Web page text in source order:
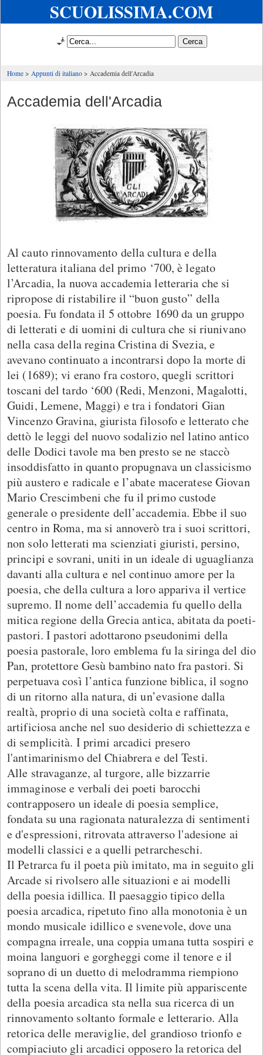
SCUOLISSIMA.COM
🧞
Home Appunti di italiano Accademia dell'Arcadia
Accademia dell'Arcadia
Al cauto rinnovamento della cultura e della
letteratura italiana del primo ‘700, è legato
l’Arcadia, la nuova accademia letteraria che si
ripropose di ristabilire il “buon gusto” della
poesia. Fu fondata il 5 ottobre 1690 da un gruppo
di letterati e di uomini di cultura che si riunivano
nella casa della regina Cristina di Svezia, e
avevano continuato a incontrarsi dopo la morte di
lei (1689); vi erano fra costoro, quegli scrittori
toscani del tardo ‘600 (Redi, Menzoni, Magalotti,
Guidi, Lemene, Maggi) e tra i fondatori Gian
Vincenzo Gravina, giurista filosofo e letterato che
dettò le leggi del nuovo sodalizio nel latino antico
delle Dodici tavole ma ben presto se ne staccò
insoddisfatto in quanto propugnava un classicismo
più austero e radicale e l’abate maceratese Giovan
Mario Crescimbeni che fu il primo custode
generale o presidente dell’accademia. Ebbe il suo
centro in Roma, ma si annoverò tra i suoi scrittori,
non solo letterati ma scienziati giuristi, persino,
principi e sovrani, uniti in un ideale di uguaglianza
davanti alla cultura e nel continuo amore per la
poesia, che della cultura a loro appariva il vertice
supremo. Il nome dell’accademia fu quello della
mitica regione della Grecia antica, abitata da poeti-
pastori. I pastori adottarono pseudonimi della
poesia pastorale, loro emblema fu la siringa del dio
Pan, protettore Gesù bambino nato fra pastori. Si
perpetuava così l’antica funzione biblica, il sogno
di un ritorno alla natura, di un’evasione dalla
realtà, proprio di una società colta e raffinata,
artificiosa anche nel suo desiderio di schiettezza e
di semplicità. I primi arcadici presero
l'antimarinismo del Chiabrera e del Testi.
Alle stravaganze, al turgore, alle bizzarrie
immaginose e verbali dei poeti barocchi
contrapposero un ideale di poesia semplice,
fondata su una ragionata naturalezza di sentimenti
e d'espressioni, ritrovata attraverso l'adesione ai
modelli classici e a quelli petrarcheschi.
Il Petrarca fu il poeta più imitato, ma in seguito gli
Arcade si rivolsero alle situazioni e ai modelli
della poesia idillica. Il paesaggio tipico della
poesia arcadica, ripetuto fino alla monotonia è un
mondo musicale idillico e svenevole, dove una
compagna irreale, una coppia umana tutta sospiri e
moina languori e gorgheggi come il tenore e il
soprano di un duetto di melodramma riempiono
tutta la scena della vita. Il limite più appariscente
della poesia arcadica sta nella sua ricerca di un
rinnovamento soltanto formale e letterario. Alla
retorica delle meraviglie, del grandioso trionfo e
compiaciuto gli arcadici opposero la retorica del